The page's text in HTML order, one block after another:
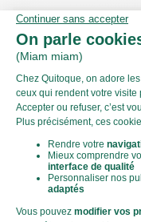
dont sucre
Fibres
Protéines
Le Nutri-Score